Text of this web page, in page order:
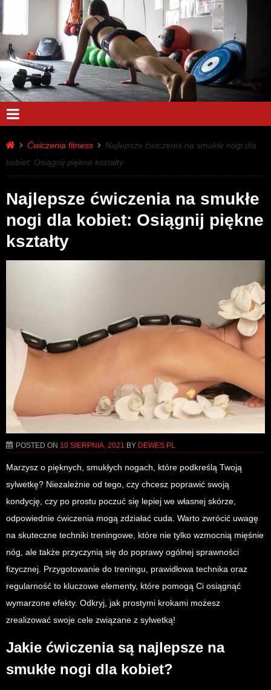
Ćwiczenia fitness
Najlepsze ćwiczenia na smukłe nogi dla
kobiet: Osiągnij piękne kształty
Najlepsze ćwiczenia na smukłe
nogi dla kobiet: Osiągnij piękne
kształty
POSTED ON 10 SIERPNIA, 2021 BY DEWES.PL
Marzysz o pięknych, smukłych nogach, które podkreślą Twoją
sylwetkę? Niezależnie od tego, czy chcesz poprawić swoją
kondycję, czy po prostu poczuć się lepiej we własnej skórze,
odpowiednie ćwiczenia mogą zdziałać cuda. Warto zwrócić uwagę
na skuteczne techniki treningowe, które nie tylko wzmocnią mięśnie
nóg, ale także przyczynią się do poprawy ogólnej sprawności
fizycznej. Przygotowanie do treningu, prawidłowa technika oraz
regularność to kluczowe elementy, które pomogą Ci osiągnąć
wymarzone efekty. Odkryj, jak prostymi krokami możesz
zrealizować swoje cele związane z sylwetką!
Jakie ćwiczenia są najlepsze na
smukłe nogi dla kobiet?